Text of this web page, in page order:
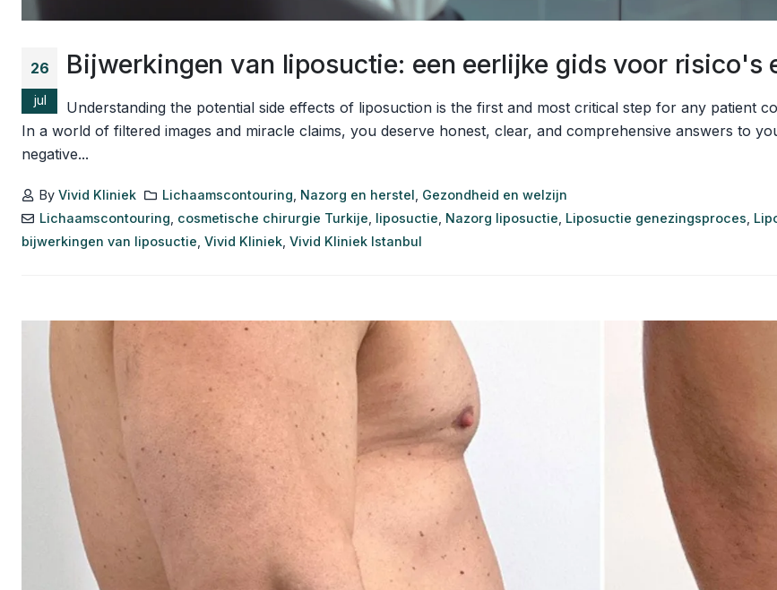
26
jul
Bijwerkingen van liposuctie: een eerlijke gids voor risico's
Understanding the potential side effects of liposuction is the first and most critical step for any patient
In a world of filtered images and miracle claims, you deserve honest, clear, and comprehensive answers to
negative...
ByVivid Kliniek Lichaamscontouring, Nazorg en herstel, Gezondheid en welzijn
Lichaamscontouring, cosmetische chirurgie Turkije, liposuctie, Nazorg liposuctie, Liposuctie genezingsproces,
bijwerkingen van liposuctie, Vivid Kliniek, Vivid Kliniek Istanbul